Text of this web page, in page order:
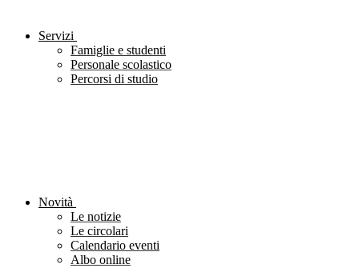
Servizi
Famiglie e studenti
Personale scolastico
Percorsi di studio
Novità
Le notizie
Le circolari
Calendario eventi
Albo online